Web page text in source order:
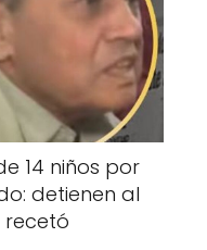
14 niños por
detienen al
recetó